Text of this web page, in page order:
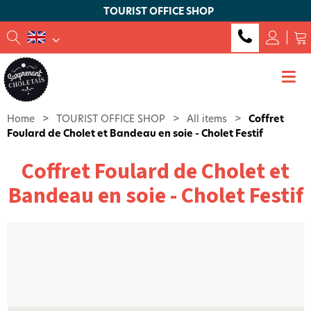
TOURIST OFFICE SHOP
Home > TOURIST OFFICE SHOP > All items > Coffret
Foulard de Cholet et Bandeau en soie - Cholet Festif
Coffret Foulard de Cholet et
Bandeau en soie - Cholet Festif